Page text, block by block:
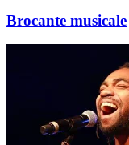
Brocante musicale